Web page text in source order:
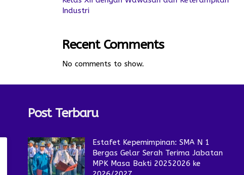
Industri
Recent Comments
No comments to show.
Post Terbaru
Estafet Kepemimpinan: SMA N 1
Bergas Gelar Serah Terima Jabatan
MPK Masa Bakti 20252026 ke